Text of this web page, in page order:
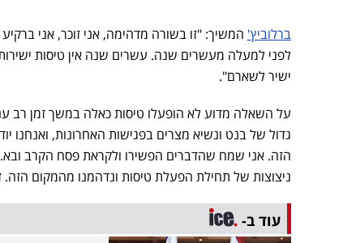
ברלוביץ' המשיך: "זו בשורה מדהימה, אני זוכר, אני
לפני למעלה מעשרים שנה. עשרים שנה אין טיסות
ישיר לשארם".
על השאלה מדוע לא הופעלו טיסות כאלה במשך זמן רב
גדול של בנט ונשיא מצרים בפגישות האחרונות, ואנחנו
הזה. אני שמח שהדברים הפשירו ולקראת פסח הקרב
ניצוצות של תחילת הפעלת טיסות ונדהמנו מהמקום
עוד ב-